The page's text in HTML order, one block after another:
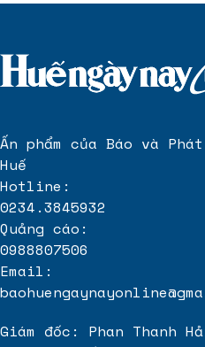
Ấn phẩm của Báo và
Huế
Hotline:
0234.3845932
Quảng cáo:
0988807506
Email:
Giám đốc: Phan Thanh